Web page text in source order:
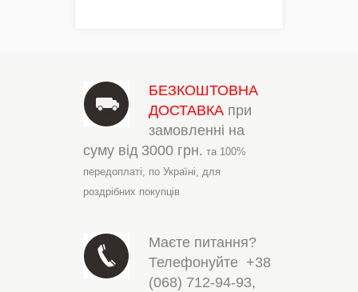
БЕЗКОШТОВНА
ДОСТАВКА при
замовленні на
суму від 3000 грн. та 100%
передоплаті, по Україні, для
роздрібних покупців
Маєте питання?
Телефонуйте +38
(068) 712-94-93,